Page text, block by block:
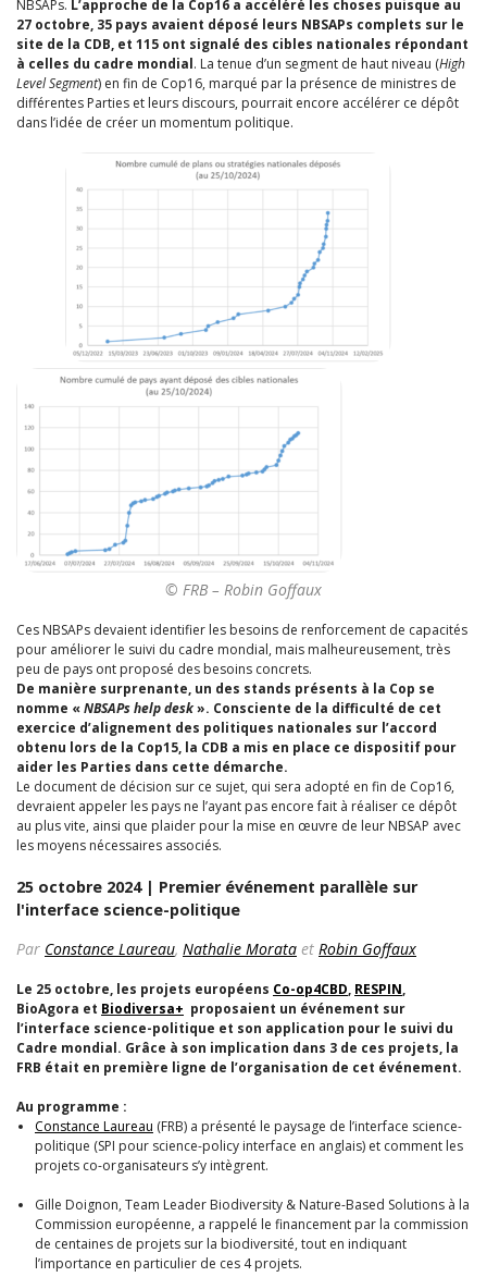
NBSAPs. L’approche de la Cop16 a accéléré les choses puisque au
27 octobre, 35 pays avaient déposé leurs NBSAPs complets sur le
site de la CDB, et 115 ont signalé des cibles nationales répondant
à celles du cadre mondial. La tenue d’un segment de haut niveau (High
Level Segment) en fin de Cop16, marqué par la présence de ministres de
différentes Parties et leurs discours, pourrait encore accélérer ce dépôt
dans l’idée de créer un momentum politique.
© FRB – Robin Goffaux
Ces NBSAPs devaient identifier les besoins de renforcement de capacités
pour améliorer le suivi du cadre mondial, mais malheureusement, très
peu de pays ont proposé des besoins concrets.
De manière surprenante, un des stands présents à la Cop se
nomme «NBSAPs help desk». Consciente de la difficulté de cet
exercice d’alignement des politiques nationales sur l’accord
obtenu lors de la Cop15, la CDB a mis en place ce dispositif pour
aider les Parties dans cette démarche.
Le document de décision sur ce sujet, qui sera adopté en fin de Cop16,
devraient appeler les pays ne l’ayant pas encore fait à réaliser ce dépôt
au plus vite, ainsi que plaider pour la mise en œuvre de leur NBSAP avec
les moyens nécessaires associés.
25 octobre 2024 | Premier événement parallèle sur
l'interface science-politique
Par Constance Laureau, Nathalie Morata et Robin Goffaux
Le 25 octobre, les projets européens Co-op4CBD, RESPIN,
BioAgora et Biodiversa+ proposaient un événement sur
l’interface science-politique et son application pour le suivi du
Cadre mondial. Grâce à son implication dans 3 de ces projets, la
FRB était en première ligne de l’organisation de cet événement.
Au programme :
Constance Laureau (FRB) a présenté le paysage de l’interface science-
politique (SPI pour science-policy interface en anglais) et comment les
projets co-organisateurs s’y intègrent.
Gille Doignon, Team Leader Biodiversity & Nature-Based Solutions à la
Commission européenne, a rappelé le financement par la commission
de centaines de projets sur la biodiversité, tout en indiquant
l’importance en particulier de ces 4 projets.